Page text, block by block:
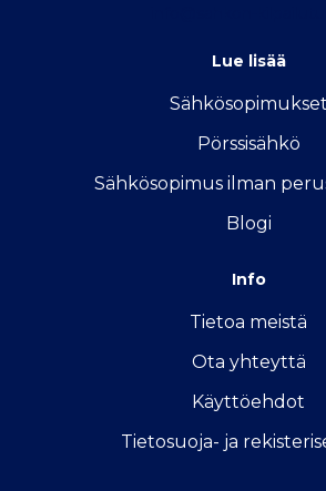
Lue lisää
Sähkösopimukset
Pörssisähkö
Sähkösopimus ilman
Blogi
Info
Tietoa meistä
Ota yhteyttä
Käyttöehdot
Tietosuoja- ja